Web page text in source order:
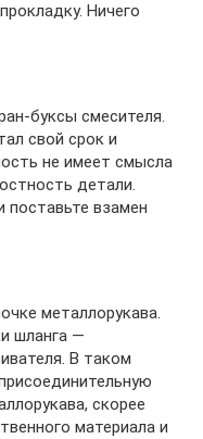
Ничего
буксы смесителя.
свой срок и
не имеет смысла
детали.
поставьте взамен
металлорукава.
шланга —
В таком
скорее
материала и